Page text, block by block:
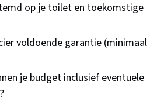
op je toilet en toekomstige
voldoende garantie (minimaal
je budget inclusief eventuele